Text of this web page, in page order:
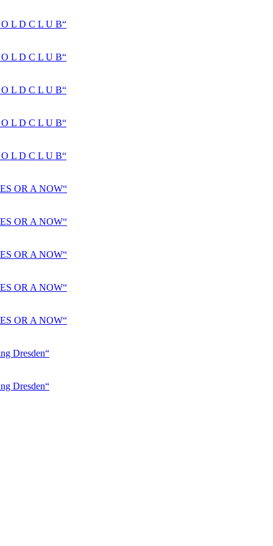
L D C L U B“
L D C L U B“
L D C L U B“
L D C L U B“
L D C L U B“
OR A NOW“
OR A NOW“
OR A NOW“
OR A NOW“
OR A NOW“
Dresden“
Dresden“